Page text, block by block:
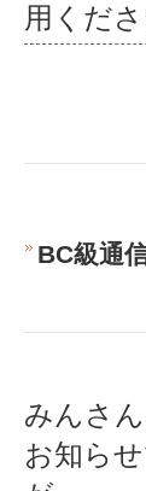
用くださ
BC級通
みんさ
お知ら